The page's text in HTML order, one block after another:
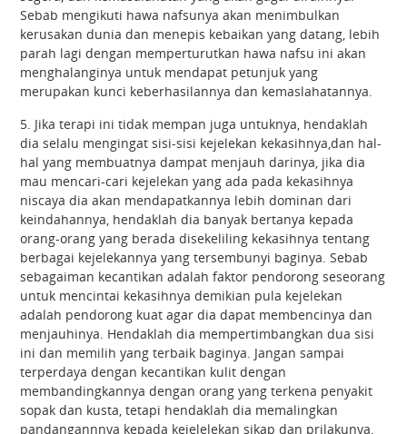
Sebab mengikuti hawa nafsunya akan menimbulkan
kerusakan dunia dan menepis kebaikan yang datang, lebih
parah lagi dengan memperturutkan hawa nafsu ini akan
menghalanginya untuk mendapat petunjuk yang
merupakan kunci keberhasilannya dan kemaslahatannya.
5. Jika terapi ini tidak mempan juga untuknya, hendaklah
dia selalu mengingat sisi-sisi kejelekan kekasihnya,dan hal-
hal yang membuatnya dampat menjauh darinya, jika dia
mau mencari-cari kejelekan yang ada pada kekasihnya
niscaya dia akan mendapatkannya lebih dominan dari
keindahannya, hendaklah dia banyak bertanya kepada
orang-orang yang berada disekeliling kekasihnya tentang
berbagai kejelekannya yang tersembunyi baginya. Sebab
sebagaiman kecantikan adalah faktor pendorong seseorang
untuk mencintai kekasihnya demikian pula kejelekan
adalah pendorong kuat agar dia dapat membencinya dan
menjauhinya. Hendaklah dia mempertimbangkan dua sisi
ini dan memilih yang terbaik baginya. Jangan sampai
terperdaya dengan kecantikan kulit dengan
membandingkannya dengan orang yang terkena penyakit
sopak dan kusta, tetapi hendaklah dia memalingkan
pandangannnya kepada kejelelekan sikap dan prilakunya,